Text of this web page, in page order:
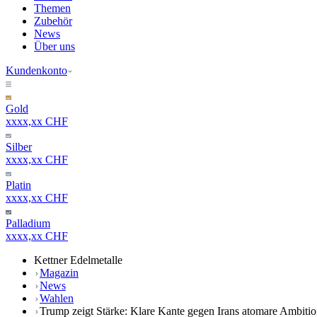
Themen
Zubehör
News
Über uns
Kundenkonto
Gold
xxxx,xx CHF
Silber
xxxx,xx CHF
Platin
xxxx,xx CHF
Palladium
xxxx,xx CHF
Kettner Edelmetalle
Magazin
News
Wahlen
Trump zeigt Stärke: Klare Kante gegen Irans atomare